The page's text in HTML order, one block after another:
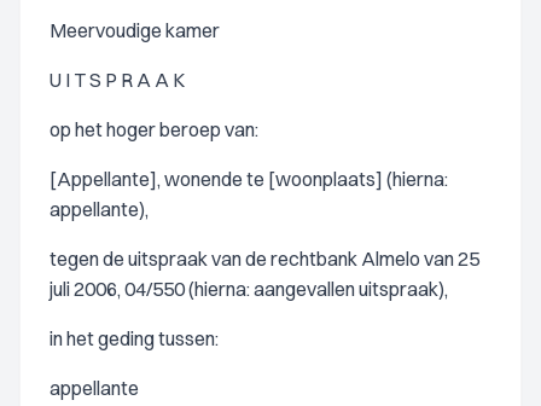
Meervoudige kamer
U I T S P R A A K
op het hoger beroep van:
[Appellante], wonende te [woonplaats] (hierna:
appellante),
tegen de uitspraak van de rechtbank Almelo van 25
juli 2006, 04/550 (hierna: aangevallen uitspraak),
in het geding tussen:
appellante